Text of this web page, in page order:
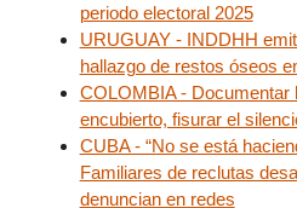
periodo electoral 2025
URUGUAY - INDDHH
hallazgo de restos óseos
COLOMBIA - Documentar
encubierto, fisurar el
CUBA - “No se está
Familiares de reclutas
denuncian en redes